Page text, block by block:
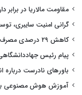
مقاومت مالاریا در برابر
گرانی امنیت سایبری،
کاهش ۲۹ درصدی مصرف انرژی ساختمان‌ها با یک طراحی هوشمند
پیام رئیس
باورهای نادرست درباره
آموزش هوش مصنوعی به